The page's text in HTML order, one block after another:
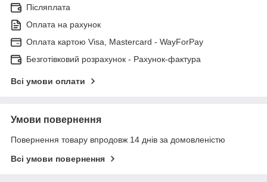
Післяплата
Оплата на рахунок
Оплата картою Visa, Mastercard - WayForPay
Безготівковий розрахунок - Рахунок-фактура
Всі умови оплати
Умови повернення
Повернення товару впродовж 14 днів за домовленістю
Всі умови повернення